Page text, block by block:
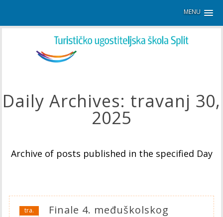
MENU
Daily Archives: travanj 30,
2025
Archive of posts published in the specified Day
tra.
Finale 4. međuškolskog